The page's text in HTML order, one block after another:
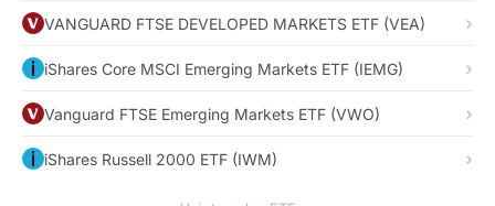
VANGUARD FTSE DEVELOPED MARKETS ETF (VEA)
iShares Core MSCI Emerging Markets ETF (IEMG)
Vanguard FTSE Emerging Markets ETF (VWO)
iShares Russell 2000 ETF (IWM)